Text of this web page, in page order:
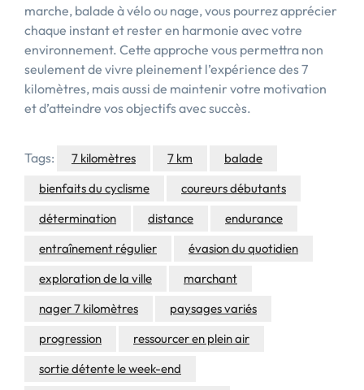
marche, balade à vélo ou nage, vous pourrez apprécier
chaque instant et rester en harmonie avec votre
environnement. Cette approche vous permettra non
seulement de vivre pleinement l’expérience des 7
kilomètres, mais aussi de maintenir votre motivation
et d’atteindre vos objectifs avec succès.
Tags: 7 kilomètres 7 km
balade
bienfaits du cyclisme
coureurs débutants
détermination
distance
endurance
entraînement régulier
évasion du quotidien
exploration de la ville
marchant
nager 7 kilomètres
paysages variés
progression
ressourcer en plein air
sortie détente le week-end